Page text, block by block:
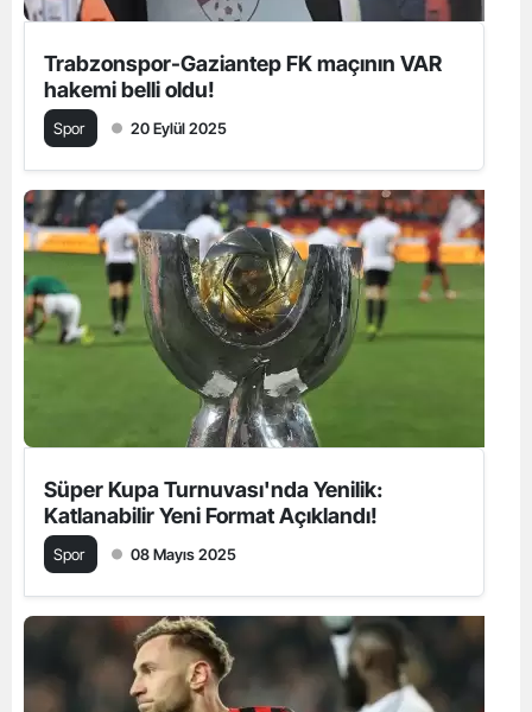
Trabzonspor-Gaziantep FK maçının VAR
hakemi belli oldu!
Spor 20 Eylül 2025
Süper Kupa Turnuvası'nda Yenilik:
Katlanabilir Yeni Format Açıklandı!
Spor 08 Mayıs 2025